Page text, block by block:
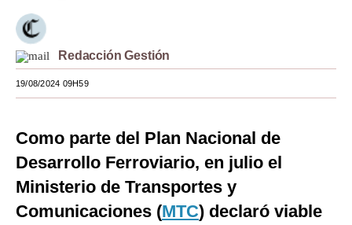
Viajes
Moda
Estilos
México
España
Redacción Gestión
19/08/2024 09H59
Como parte del Plan Nacional de
Desarrollo Ferroviario, en julio el
Ministerio de Transportes y
Comunicaciones (MTC) declaró viable